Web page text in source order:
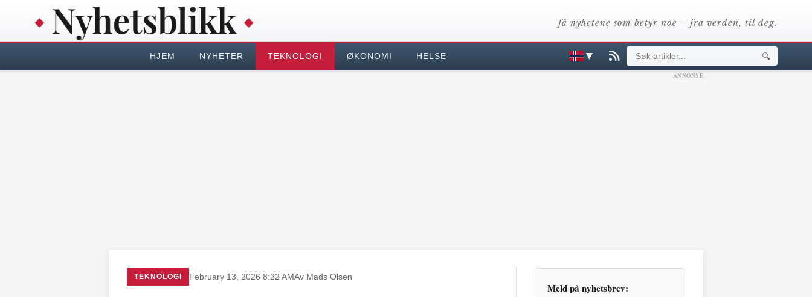
få nyhetene som betyr noe – fra verden, til deg.
HJEM NYHETER TEKNOLOGI ØKONOMI HELSE ▼ 🔍
ANNONSE
TEKNOLOGI February 13, 2026 8:22 AMAv Mads Olsen
Meld på nyhetsbrev: